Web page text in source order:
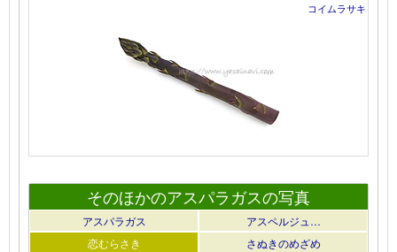
コイムラサキ
そのほかのアスパラガスの写真
アスパラガス
アスペルジュ…
恋むらさき
さぬきのめざめ